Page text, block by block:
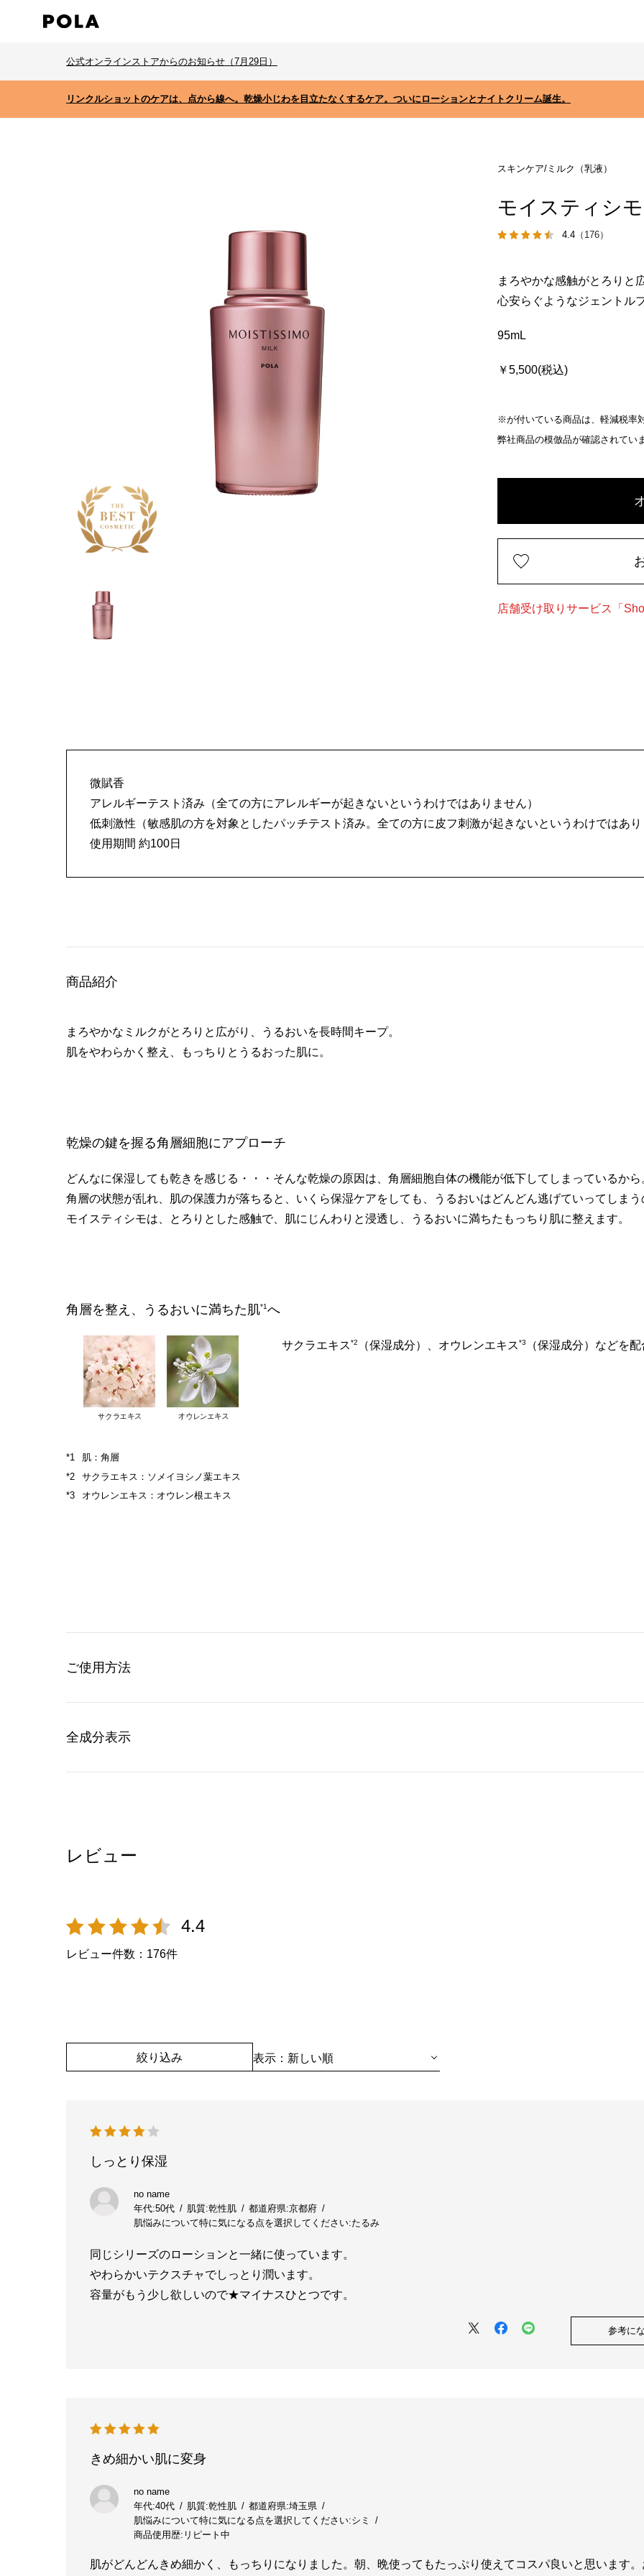
公式オンラインストアからのお知らせ（7月29日）
リンクルショットのケアは、点から線へ。乾燥小じわを目立たなくするケア。ついにローションとナイトクリーム誕生。
スキンケア/ミルク（乳液）
モイスティシ
4.4 （176）
まろやかな感触がとろりと
心安らぐようなジェントル
95mL
￥5,500(税込)
※が付いている商品は、軽減税率
弊社商品の模倣品が確認されてい
店舗受け取りサービス「
微賦香
アレルギーテスト済み（全ての方にアレルギーが起きないというわけではありません）
低刺激性（敏感肌の方を対象としたパッチテスト済み。全ての方に皮フ刺激が起きないというわけではあ
使用期間 約100日
商品紹介
まろやかなミルクがとろりと広がり、うるおいを長時間キープ。
肌をやわらかく整え、もっちりとうるおった肌に。
乾燥の鍵を握る角層細胞にアプローチ
どんなに保湿しても乾きを感じる・・・そんな乾燥の原因は、角層細胞自体の機能が低下してしまっているから
角層の状態が乱れ、肌の保護力が落ちると、いくら保湿ケアをしても、うるおいはどんどん逃げていってしまう
モイスティシモは、とろりとした感触で、肌にじんわりと浸透し、うるおいに満ちたもっちり肌に整えます。
角層を整え、うるおいに満ちた肌*1へ
サクラエキス*2 （保湿成分）、オウレンエキス*3 （保湿成分）などを
肌：角層
サクラエキス：ソメイヨシノ葉エキス
オウレンエキス：オウレン根エキス
ご使用方法
全成分表示
レビュー
4.4
レビュー件数： 176件
絞り込み 表示：新しい順
しっとり保湿
no name
年代:50代 肌質:乾性肌 都道府県:京都府
肌悩みについて特に気になる点を選択してください:たるみ
同じシリーズのローションと一緒に使っています。
やわらかいテクスチャでしっとり潤います。
容量がもう少し欲しいので★マイナスひとつです。
参考に
きめ細かい肌に変身
no name
年代:40代 肌質:乾性肌 都道府県:埼玉県
肌悩みについて特に気になる点を選択してください:シミ
商品使用歴: リピート中
肌がどんどんきめ細かく、もっちりになりました。朝、晩使ってもたっぷり使えてコスパ良いと思います